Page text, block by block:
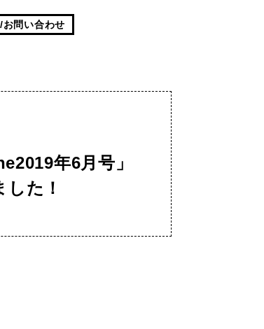
お問い合わせ
年6月号」
た！